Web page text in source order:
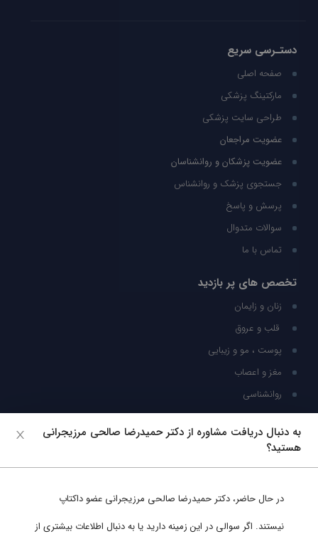
دستـرسی سریع
صفحه اصلی
مارکتینگ پزشکی
طراحی سایت پزشکی
عضویت مراجعان
عضویت پزشکان و روانشناسان
جستجوی پزشک و روانشناس
پرسش و پاسخ
سوالات متدوال
تماس با ما
تخصص های پر بازدید
زنان و زایمان
قلب و عروق
پوست ، مو و زیبایی
مغز و اعصاب
روانشناسی
شبکه های اجتماعی
ما را در شبکه های اجتماعی دنبال کنید
به دنبال دریافت مشاوره از دکتر حمیدرضا صالحی مرزیجرانی
هستید؟
در حال حاضر، دکتر حمیدرضا صالحی مرزیجرانی عضو داکتاپ
نیستند. اگر سوالی در این زمینه دارید یا به دنبال اطلاعات بیشتری از